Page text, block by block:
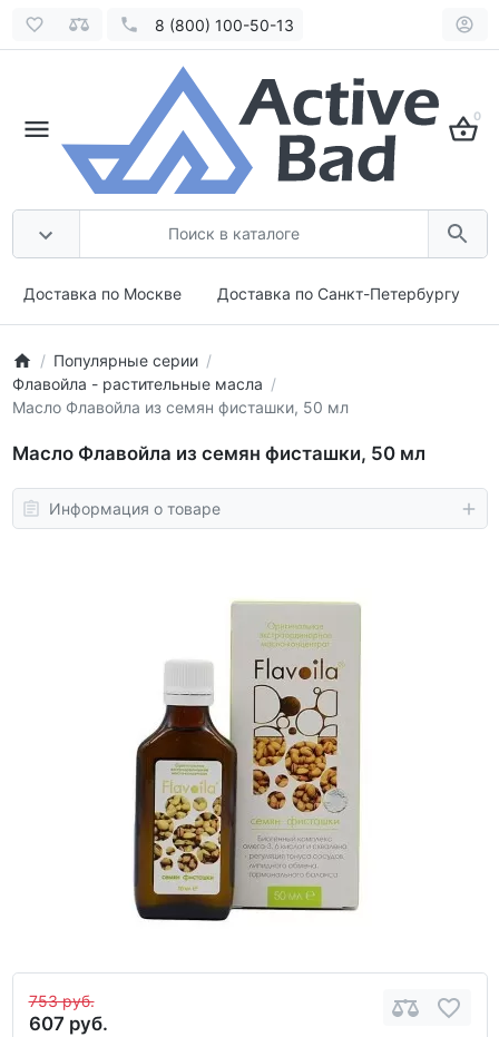
8 (800) 100-50-13
0
Доставка по Москве Доставка по Санкт-Петербургу
Популярные серии
Флавойла - растительные масла
Масло Флавойла из семян фисташки, 50 мл
Масло Флавойла из семян фисташки, 50 мл
Информация о товаре
753 руб.
607 руб.